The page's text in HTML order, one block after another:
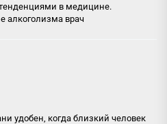
в медицине.
алкоголизма врач
удобен, когда близкий человек